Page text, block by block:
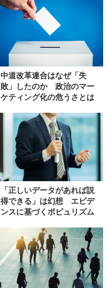
中道改革連合はなぜ「失
敗」したのか 政治のマー
ケティング化の危うさとは
「正しいデータがあれば説
得できる」は幻想 エビデ
ンスに基づくポピュリズム